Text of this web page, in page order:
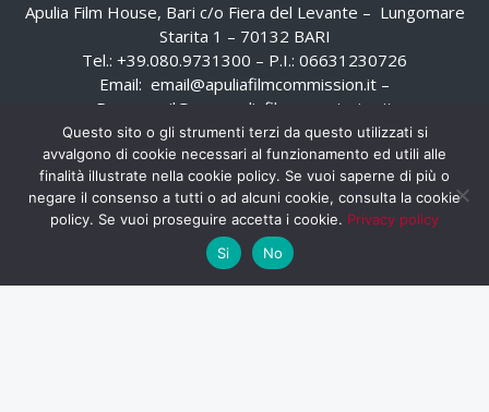
Apulia Film House, Bari c/o Fiera del Levante – Lungomare
Starita 1 – 70132 BARI
Tel.: +39.080.9731300 – P.I.: 06631230726
Email: email@apuliafilmcommission.it –
Pec:
email@pec.apuliafilmcommission.it
Questo sito o gli strumenti terzi da questo utilizzati si
avvalgono di cookie necessari al funzionamento ed utili alle
finalità illustrate nella cookie policy. Se vuoi saperne di più o
negare il consenso a tutti o ad alcuni cookie, consulta la cookie
policy. Se vuoi proseguire accetta i cookie. Privacy policy
Si
No